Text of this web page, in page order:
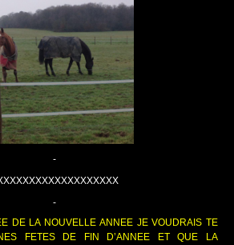
-
-
DE LA NOUVELLE ANNEE JE VOUDRAIS TE
FETES DE FIN D’ANNEE ET QUE LA